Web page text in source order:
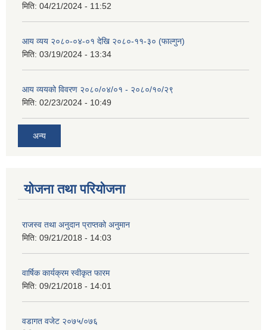
मिति: 04/21/2024 - 11:52
आय व्यय २०८०-०४-०१ देखि २०८०-११-३० (फाल्गुन)
मिति: 03/19/2024 - 13:34
आय व्ययको विवरण २०८०/०४/०१ - २०८०/१०/२९
मिति: 02/23/2024 - 10:49
अन्य
योजना तथा परियोजना
राजस्व तथा अनुदान प्राप्तको अनुमान
मिति: 09/21/2018 - 14:03
वार्षिक कार्यक्रम स्वीकृत फारम
मिति: 09/21/2018 - 14:01
वडागत वजेट २०७५/०७६